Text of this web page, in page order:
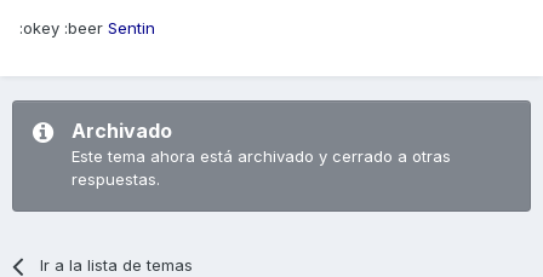
:okey :beer Sentin
Archivado
Este tema ahora está archivado y cerrado a otras
respuestas.
Ir a la lista de temas